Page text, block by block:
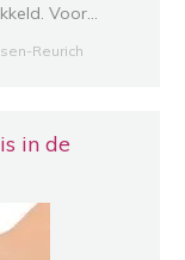
Voor…
Reurich
in de